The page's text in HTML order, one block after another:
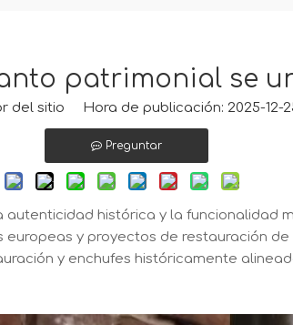
patrimonial se
del sitio Hora de publicación: 2025-
Preguntar
histórica y la funcionalidad
y proyectos de restauración
y enchufes históricamente